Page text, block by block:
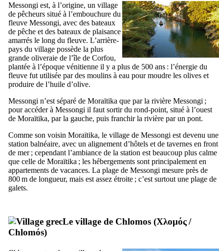
Messongi est, à l’origine, un village
de pêcheurs situé à l’embouchure du
fleuve Messongi, avec des bateaux
de pêche et des bateaux de plaisance
amarrés le long du fleuve. L’arrière-
pays du village possède la plus
grande oliveraie de l’île de Corfou,
plantée à l’époque vénitienne il y a plus de 500 ans : l’énergie du
fleuve fut utilisée par des moulins à eau pour moudre les olives et
produire de l’huile d’olive.
Messongi n’est séparé de Moraïtika que par la rivière Messongi ;
pour accéder à Messongi il faut sortir du rond-point, situé à l’ouest
de Moraïtika, par la gauche, puis franchir la rivière par un pont.
Comme son voisin Moraïtika, le village de Messongi est devenu une
station balnéaire, avec un alignement d’hôtels et de tavernes en front
de mer ; cependant l’ambiance de la station est beaucoup plus calme
que celle de Moraïtika ; les hébergements sont principalement en
appartements de vacances. La plage de Messongi mesure près de
800 m de longueur, mais est assez étroite ; c’est surtout une plage de
galets.
Le village de Chlomos (Χλομός/
Chlomós)